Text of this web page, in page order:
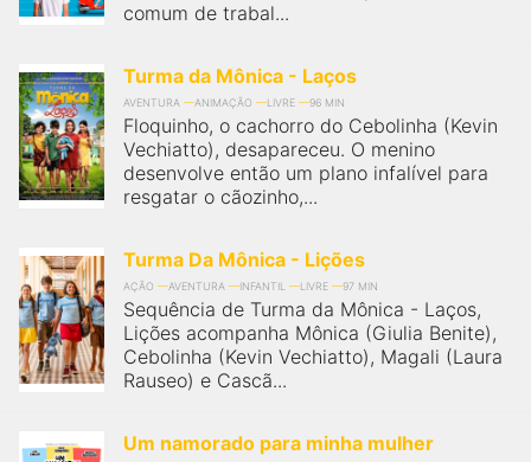
comum de trabal...
Turma da Mônica - Laços
AVENTURA ANIMAÇÃO LIVRE 96 MIN
Floquinho, o cachorro do Cebolinha (Kevin
Vechiatto), desapareceu. O menino
desenvolve então um plano infalível para
resgatar o cãozinho,...
Turma Da Mônica - Lições
AÇÃO AVENTURA INFANTIL LIVRE 97 MIN
Sequência de Turma da Mônica - Laços,
Lições acompanha Mônica (Giulia Benite),
Cebolinha (Kevin Vechiatto), Magali (Laura
Rauseo) e Cascã...
Um namorado para minha mulher